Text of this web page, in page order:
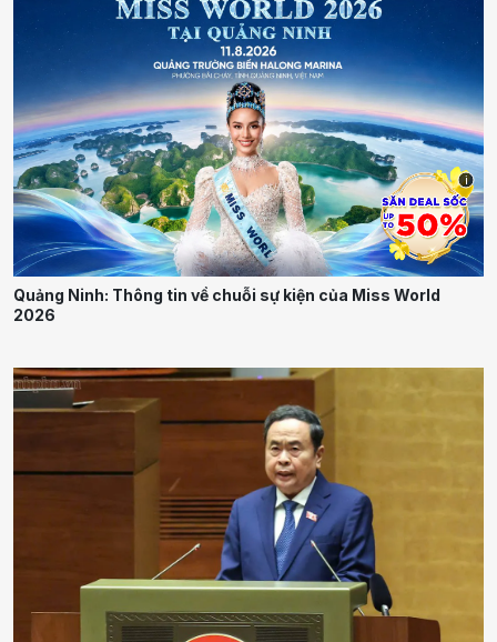
Quảng Ninh: Thông tin về chuỗi sự kiện của Miss World
2026
i